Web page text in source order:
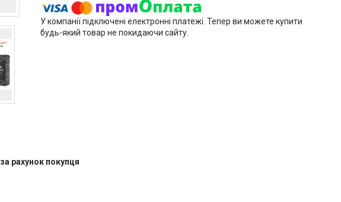
У компанії підключені електронні платежі. Тепер ви можете купити
будь-який товар не покидаючи сайту.
за рахунок покупця